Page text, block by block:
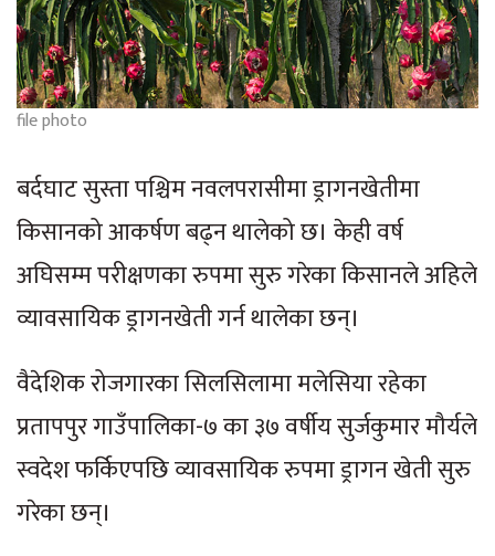
file photo
बर्दघाट सुस्ता पश्चिम नवलपरासीमा ड्रागनखेतीमा
किसानको आकर्षण बढ्न थालेको छ। केही वर्ष
अघिसम्म परीक्षणका रुपमा सुरु गरेका किसानले अहिले
व्यावसायिक ड्रागनखेती गर्न थालेका छन्।
वैदेशिक रोजगारका सिलसिलामा मलेसिया रहेका
प्रतापपुर गाउँपालिका-७ का ३७ वर्षीय सुर्जकुमार मौर्यले
स्वदेश फर्किएपछि व्यावसायिक रुपमा ड्रागन खेती सुरु
गरेका छन्।